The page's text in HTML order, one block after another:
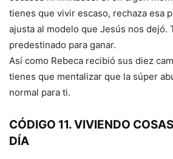
tienes que vivir escaso, rechaza esa
ajusta al modelo que Jesús nos dejó.
predestinado para ganar.
Así como Rebeca recibió sus diez
tienes que mentalizar que la súper
normal para ti.
CÓDIGO 11. VIVIENDO
DÍA